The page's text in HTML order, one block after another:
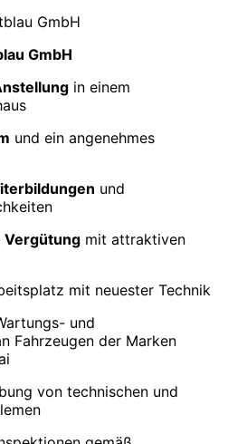
GmbH
in einem
und ein angenehmes
und
Vergütung mit attraktiven
mit neuester Technik
und
Fahrzeugen der Marken
von technischen und